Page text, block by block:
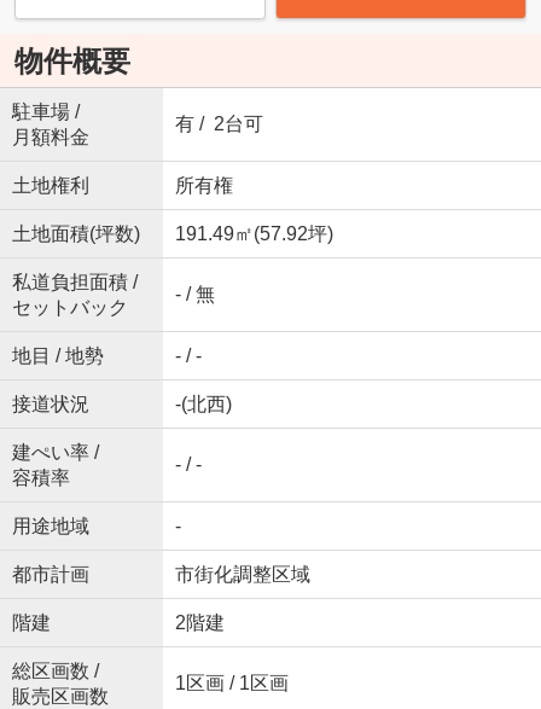
物件概要
駐車場 /
月額料金
有 / 2台可
土地権利 所有権
土地面積(坪数) 191.49㎡(57.92坪)
私道負担面積 /
セットバック
- / 無
地目 / 地勢 - / -
接道状況 -(北西)
建ぺい率 /
容積率
- / -
用途地域 -
都市計画 市街化調整区域
階建 2階建
総区画数 /
販売区画数
1区画 / 1区画